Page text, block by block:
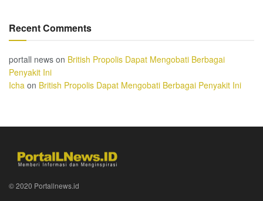
Recent Comments
portall news on British Propolis Dapat Mengobati Berbagai
Penyakit Ini
Icha on British Propolis Dapat Mengobati Berbagai Penyakit Ini
© 2020 Portallnews.id